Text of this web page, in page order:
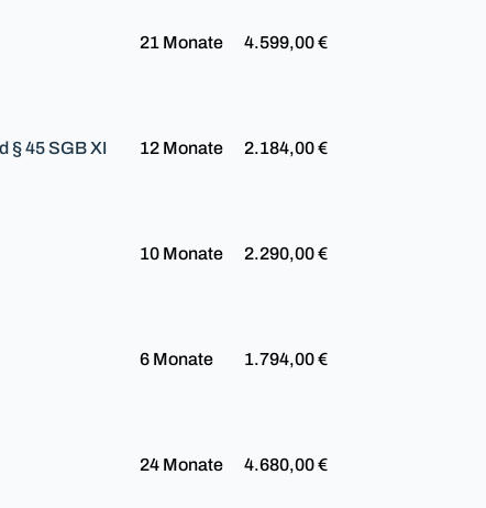
21 Monate 4.599,00 €
§ 45 SGB XI 12 Monate 2.184,00 €
10 Monate 2.290,00 €
6 Monate 1.794,00 €
24 Monate 4.680,00 €